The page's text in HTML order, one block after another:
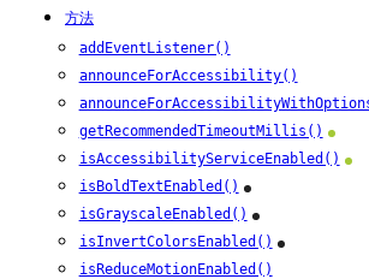
方法
addEventListener()
announceForAccessibility()
getRecommendedTimeoutMillis()
isAccessibilityServiceEnabled()
isBoldTextEnabled() iOS
isGrayscaleEnabled() iOS
isInvertColorsEnabled() iOS
isReduceMotionEnabled()